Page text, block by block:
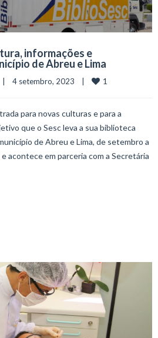
informações e
de Abreu e Lima
|    4 setembro, 2023    |
1
para novas culturas e para a
que o Sesc leva a sua biblioteca
de Abreu e Lima, de setembro a
acontece em parceria com a Secretária